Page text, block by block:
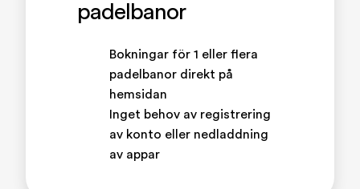
padelbanor
Bokningar för 1 eller flera
padelbanor direkt på
hemsidan
Inget behov av registrering
av konto eller nedladdning
av appar